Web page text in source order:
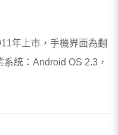
年上市，手機界面為翻
統：Android OS 2.3，